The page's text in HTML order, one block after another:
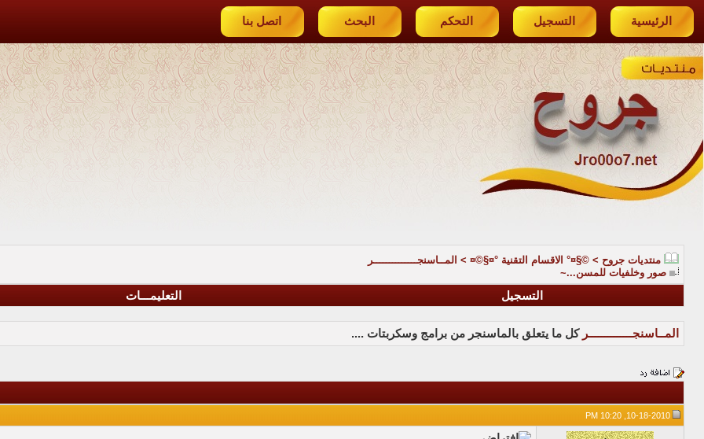
الرئيسية التسجيل التحكم البحث اتصل بنا
منتديات جروح > ©§¤° الاقسام التقنية °¤§©¤ > المــاسنجــــــــــــــر
صور وخلفيات للمسن...~
التسجيل التعليمـــات
المــاسنجــــــــــــــر كل ما يتعلق بالماسنجر من برامج وسكربتات ....